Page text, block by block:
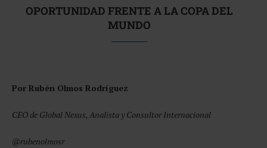
OPORTUNIDAD FRENTE A LA COPA DEL
MUNDO
Por Rubén Olmos Rodríguez
CEO de Global Nexus, Analista y Consultor Internacional
@rubenolmosr